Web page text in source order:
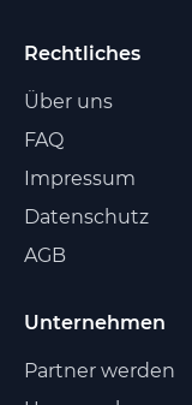
Rechtliches
Über uns
FAQ
Impressum
Datenschutz
AGB
Unternehmen
Partner werden